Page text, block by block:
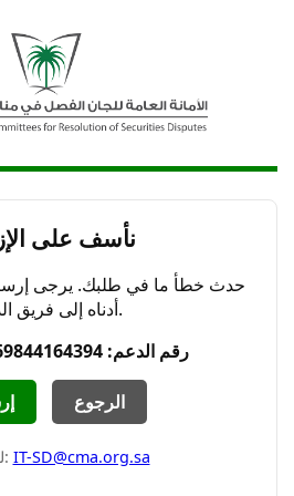
نأسف على
حدث خطأ ما في طلبك. يرجى
أدناه إلى فريق الدعم.
رقم الدعم: 17023082469844164394
الرجوع
للمساعدة: IT-SD@cma.org.sa